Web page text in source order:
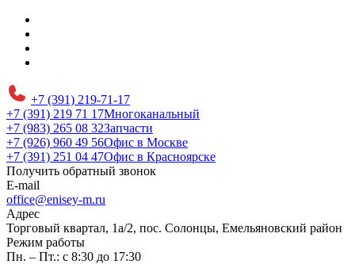
+7 (391) 219-71-17
+7 (391) 219 71 17Многоканальный
+7 (983) 265 08 32Запчасти
+7 (926) 960 49 56Офис в Москве
+7 (391) 251 04 47Офис в Красноярске
Получить обратный звонок
E-mail
office@enisey-m.ru
Адрес
​Торговый квартал, 1а/2, пос. Солонцы, Емельяновский район
Режим работы
Пн. – Пт.: с 8:30 до 17:30